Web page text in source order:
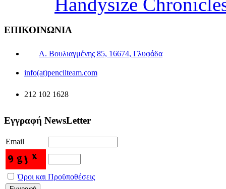
ΕΠΙΚΟΙΝΩΝΙΑ
Λ. Βουλιαγμένης 85, 16674, Γλυφάδα
info(at)pencilteam.com
212 102 1628
Εγγραφή NewsLetter
Email
Όροι και Προϋποθέσεις